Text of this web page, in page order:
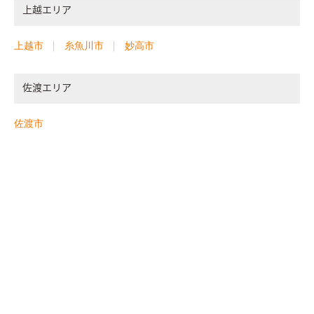
上越エリア
上越市 糸魚川市 妙高市
佐渡エリア
佐渡市